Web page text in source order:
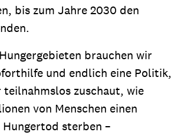
bis zum Jahre 2030 den
brauchen wir
und endlich eine Politik,
zuschaut, wie
von Menschen einen
sterben –